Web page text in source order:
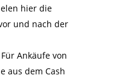
hier die
und nach der
Ankäufe von
aus dem Cash